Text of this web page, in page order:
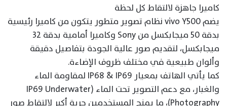
كاميرا جاهزة لالتقاط كل لحظة
يضم vivo Y500 نظام تصوير متطور يتكون من كاميرا رئيسية
بدقة 50 ميجابكسل من Sony وكاميرا أمامية بدقة 32
ميجابكسل، لتقديم صور عالية الجودة بتفاصيل دقيقة
وألوان طبيعية في مختلف ظروف الإضاءة.
كما يأتي الهاتف بمعيار IP68 & IP69 لمقاومة الماء
والغبار، مع دعم التصوير تحت الماء (IP69 Underwater
Photography)، ما يمنح المستخدمين حرية أكبر لالتقاط صور